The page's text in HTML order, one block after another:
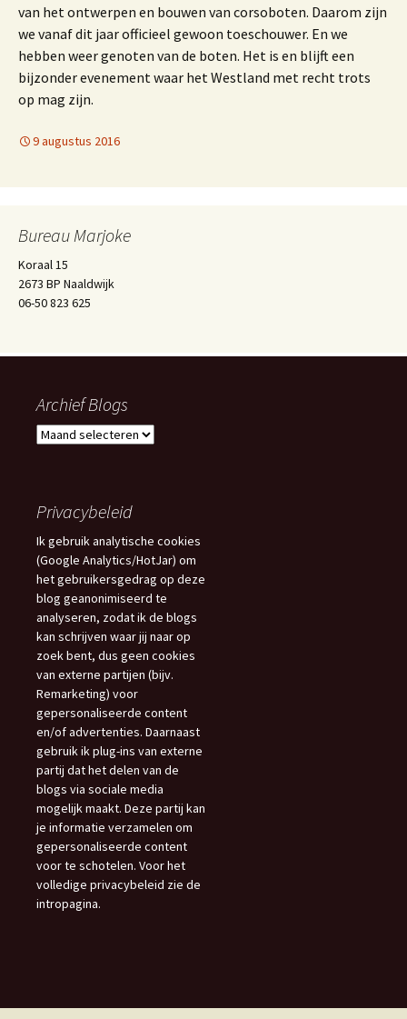
van het ontwerpen en bouwen van corsoboten. Daarom zijn
we vanaf dit jaar officieel gewoon toeschouwer. En we
hebben weer genoten van de boten. Het is en blijft een
bijzonder evenement waar het Westland met recht trots
op mag zijn.
9 augustus 2016
Bureau Marjoke
Koraal 15
2673 BP Naaldwijk
06-50 823 625
Archief Blogs
Archief
Privacybeleid
Ik gebruik analytische cookies
(Google Analytics/HotJar) om
het gebruikersgedrag op deze
blog geanonimiseerd te
analyseren, zodat ik de blogs
kan schrijven waar jij naar op
zoek bent, dus geen cookies
van externe partijen (bijv.
Remarketing) voor
gepersonaliseerde content
en/of advertenties. Daarnaast
gebruik ik plug-ins van externe
partij dat het delen van de
blogs via sociale media
mogelijk maakt. Deze partij kan
je informatie verzamelen om
gepersonaliseerde content
voor te schotelen. Voor het
volledige privacybeleid zie de
intropagina.